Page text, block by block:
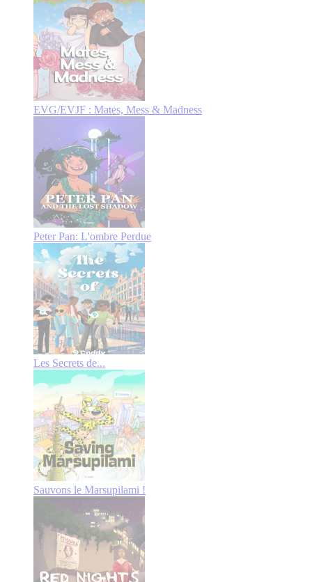
EVG/EVJF : Mates, Mess & Madness
Peter Pan: L'ombre Perdue
Les Secrets de...
Sauvons le Marsupilami !